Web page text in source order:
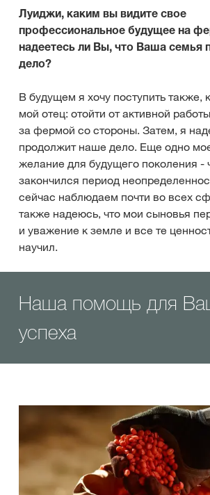
Луиджи, каким вы видите свое
профессиональное будущее на
надеетесь ли Вы, что Ваша семья
дело?
В будущем я хочу поступить также,
мой отец: отойти от активной
за фермой со стороны. Затем, я
продолжит наше дело. Еще одно
желание для будущего поколения -
закончился период
сейчас наблюдаем почти во всех
также надеюсь, что мои сыновья
и уважение к земле и все те
научил.
Наша помощь для
успеха